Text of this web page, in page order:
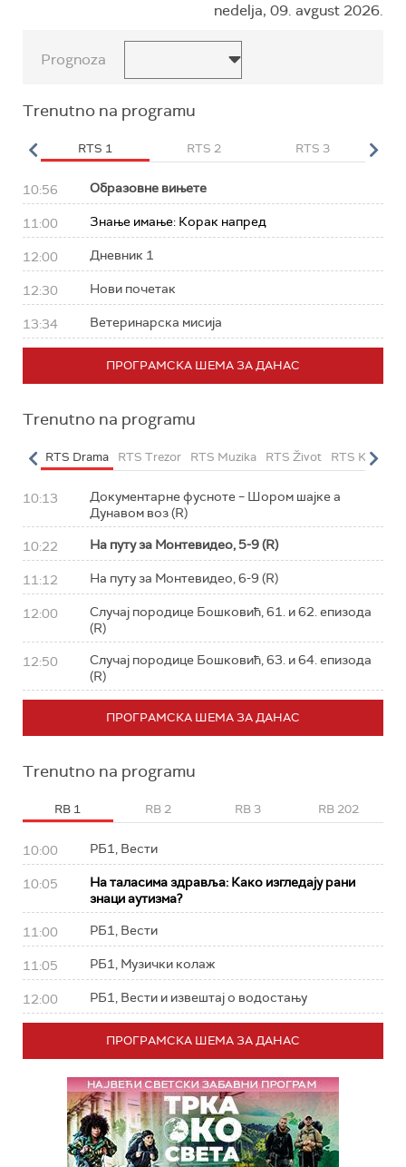
nedelja, 09. avgust 2026.
Prognoza
Trenutno na programu
RTS 1 RTS 2 RTS 3
10:56 Образовне вињете
11:00 Знање имање: Корак напред
12:00 Дневник 1
12:30 Нови почетак
13:34 Ветеринарска мисија
ПРОГРАМСКА ШЕМА ЗА ДАНАС
Trenutno na programu
RTS Drama RTS Trezor RTS Muzika RTS Život RTS Klasika
10:13
Документарне фусноте – Шором шајке а
Дунавом воз (R)
10:22 На путу за Монтевидео, 5-9 (R)
11:12 На путу за Монтевидео, 6-9 (R)
12:00
Случај породице Бошковић, 61. и 62. епизода
(R)
12:50
Случај породице Бошковић, 63. и 64. епизода
(R)
ПРОГРАМСКА ШЕМА ЗА ДАНАС
Trenutno na programu
RB 1 RB 2 RB 3 RB 202
10:00 РБ1, Вести
10:05
На таласима здравља: Како изгледају рани
знаци аутизма?
11:00 РБ1, Вести
11:05 РБ1, Музички колаж
12:00 РБ1, Вести и извештај о водостању
ПРОГРАМСКА ШЕМА ЗА ДАНАС